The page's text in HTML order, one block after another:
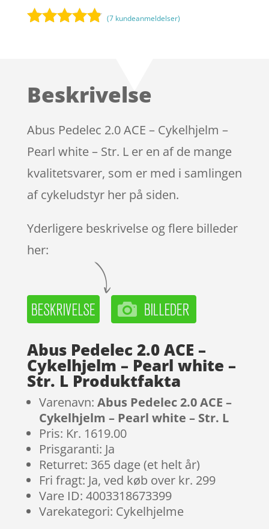
kundebedø
(7 kundeanmeldelser)
Beskrivelse
Abus Pedelec 2.0 ACE – Cykelhjelm –
Pearl white – Str. L er en af de mange
kvalitetsvarer, som er med i samlingen
af cykeludstyr her på siden.
Yderligere beskrivelse og flere billeder
her:
Abus Pedelec 2.0 ACE –
Cykelhjelm – Pearl white –
Str. L Produktfakta
Varenavn: Abus Pedelec 2.0 ACE –
Cykelhjelm – Pearl white – Str. L
Pris: Kr. 1619.00
Prisgaranti: Ja
Returret: 365 dage (et helt år)
Fri fragt: Ja, ved køb over kr. 299
Vare ID: 4003318673399
Varekategori: Cykelhjelme